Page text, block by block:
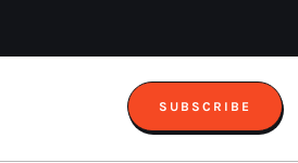
SUBSCRIBE